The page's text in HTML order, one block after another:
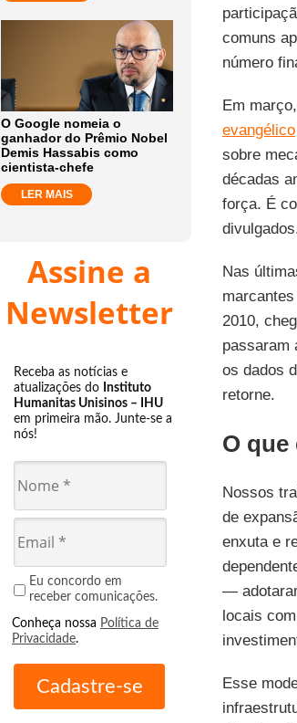
O Google nomeia o
ganhador do Prêmio Nobel
Demis Hassabis como
cientista-chefe
LER MAIS
Assine a
Newsletter
Receba as notícias e
atualizações do Instituto
Humanitas Unisinos – IHU
em primeira mão. Junte-se a
nós!
Eu concordo em
receber comunicações.
Conheça nossa Política de
Privacidade.
comuns
número
Em
evangélico
sobre
décadas
força. É
Nas
2010,
passaram
os dados
retorne.
O que
Nossos
de
enxuta e
—
locais
Esse